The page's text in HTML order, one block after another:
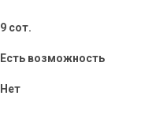
9 сот.
Есть возможность
Нет